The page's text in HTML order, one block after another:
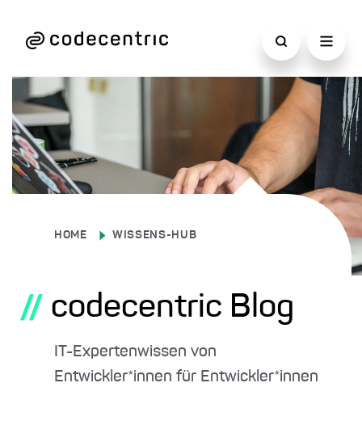
HOME WISSENS-HUB
// codecentric Blog
IT-Expertenwissen von
Entwickler*innen für Entwickler*innen